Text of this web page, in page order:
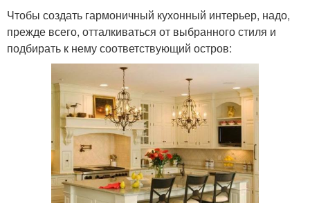
Чтобы создать гармоничный кухонный интерьер, надо,
прежде всего, отталкиваться от выбранного стиля и
подбирать к нему соответствующий остров: